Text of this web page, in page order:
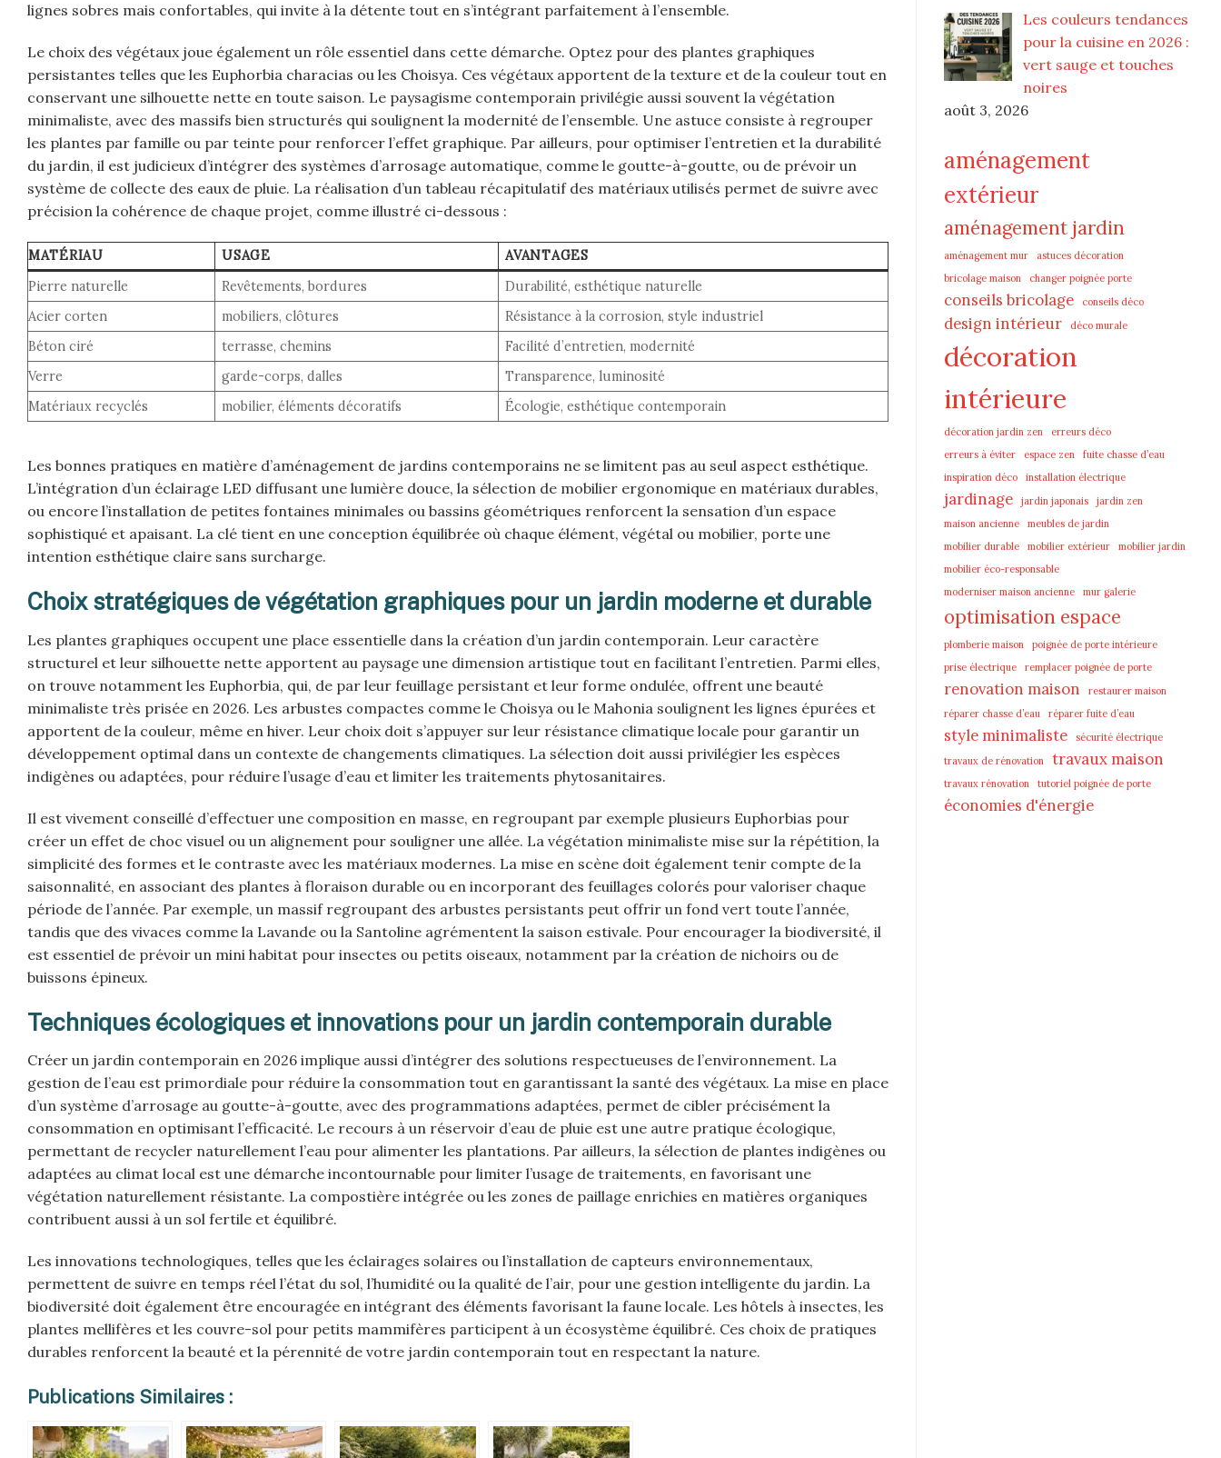
lignes sobres mais confortables, qui invite à la détente tout en s’intégrant parfaitement à l’ensemble.
Le choix des végétaux joue également un rôle essentiel dans cette démarche. Optez pour des plantes graphiques
persistantes telles que les Euphorbia characias ou les Choisya. Ces végétaux apportent de la texture et de la couleur tout en
conservant une silhouette nette en toute saison. Le paysagisme contemporain privilégie aussi souvent la végétation
minimaliste, avec des massifs bien structurés qui soulignent la modernité de l’ensemble. Une astuce consiste à regrouper
les plantes par famille ou par teinte pour renforcer l’effet graphique. Par ailleurs, pour optimiser l’entretien et la durabilité
du jardin, il est judicieux d’intégrer des systèmes d’arrosage automatique, comme le goutte-à-goutte, ou de prévoir un
système de collecte des eaux de pluie. La réalisation d’un tableau récapitulatif des matériaux utilisés permet de suivre avec
précision la cohérence de chaque projet, comme illustré ci-dessous :
MATÉRIAU USAGE
AVANTAGES
Pierre naturelle
Revêtements, bordures
Durabilité, esthétique naturelle
Acier corten
mobiliers, clôtures
Résistance à la corrosion, style industriel
Béton ciré
terrasse, chemins
Facilité d’entretien, modernité
Verre
garde-corps, dalles
Transparence, luminosité
Matériaux recyclés
mobilier, éléments décoratifs Écologie, esthétique contemporain
Les bonnes pratiques en matière d’aménagement de jardins contemporains ne se limitent pas au seul aspect esthétique.
L’intégration d’un éclairage LED diffusant une lumière douce, la sélection de mobilier ergonomique en matériaux durables,
ou encore l’installation de petites fontaines minimales ou bassins géométriques renforcent la sensation d’un espace
sophistiqué et apaisant. La clé tient en une conception équilibrée où chaque élément, végétal ou mobilier, porte une
intention esthétique claire sans surcharge.
Choix stratégiques de végétation graphiques pour un jardin moderne et durable
Les plantes graphiques occupent une place essentielle dans la création d’un jardin contemporain. Leur caractère
structurel et leur silhouette nette apportent au paysage une dimension artistique tout en facilitant l’entretien. Parmi elles,
on trouve notamment les Euphorbia, qui, de par leur feuillage persistant et leur forme ondulée, offrent une beauté
minimaliste très prisée en 2026. Les arbustes compactes comme le Choisya ou le Mahonia soulignent les lignes épurées et
apportent de la couleur, même en hiver. Leur choix doit s’appuyer sur leur résistance climatique locale pour garantir un
développement optimal dans un contexte de changements climatiques. La sélection doit aussi privilégier les espèces
indigènes ou adaptées, pour réduire l’usage d’eau et limiter les traitements phytosanitaires.
Il est vivement conseillé d’effectuer une composition en masse, en regroupant par exemple plusieurs Euphorbias pour
créer un effet de choc visuel ou un alignement pour souligner une allée. La végétation minimaliste mise sur la répétition, la
simplicité des formes et le contraste avec les matériaux modernes. La mise en scène doit également tenir compte de la
saisonnalité, en associant des plantes à floraison durable ou en incorporant des feuillages colorés pour valoriser chaque
période de l’année. Par exemple, un massif regroupant des arbustes persistants peut offrir un fond vert toute l’année,
tandis que des vivaces comme la Lavande ou la Santoline agrémentent la saison estivale. Pour encourager la biodiversité, il
est essentiel de prévoir un mini habitat pour insectes ou petits oiseaux, notamment par la création de nichoirs ou de
buissons épineux.
Techniques écologiques et innovations pour un jardin contemporain durable
Créer un jardin contemporain en 2026 implique aussi d’intégrer des solutions respectueuses de l’environnement. La
gestion de l’eau est primordiale pour réduire la consommation tout en garantissant la santé des végétaux. La mise en place
d’un système d’arrosage au goutte-à-goutte, avec des programmations adaptées, permet de cibler précisément la
consommation en optimisant l’efficacité. Le recours à un réservoir d’eau de pluie est une autre pratique écologique,
permettant de recycler naturellement l’eau pour alimenter les plantations. Par ailleurs, la sélection de plantes indigènes ou
adaptées au climat local est une démarche incontournable pour limiter l’usage de traitements, en favorisant une
végétation naturellement résistante. La compostière intégrée ou les zones de paillage enrichies en matières organiques
contribuent aussi à un sol fertile et équilibré.
Les innovations technologiques, telles que les éclairages solaires ou l’installation de capteurs environnementaux,
permettent de suivre en temps réel l’état du sol, l’humidité ou la qualité de l’air, pour une gestion intelligente du jardin. La
biodiversité doit également être encouragée en intégrant des éléments favorisant la faune locale. Les hôtels à insectes, les
plantes mellifères et les couvre-sol pour petits mammifères participent à un écosystème équilibré. Ces choix de pratiques
durables renforcent la beauté et la pérennité de votre jardin contemporain tout en respectant la nature.
Publications Similaires :
Les couleurs tendances
pour la cuisine en 2026 :
vert sauge et touches
noires
août 3, 2026
aménagement
extérieur
aménagement jardin
aménagement mur
astuces décoration
bricolage maison
changer poignée porte
conseils bricolage conseils déco
design intérieur déco murale
décoration
intérieure
décoration jardin zen
erreurs déco
erreurs à éviter
espace zen
fuite chasse d’eau
inspiration déco
installation électrique
jardinage jardin japonais
jardin zen
maison ancienne
meubles de jardin
mobilier durable
mobilier extérieur
mobilier jardin
mobilier éco-responsable
moderniser maison ancienne
mur galerie
optimisation espace
plomberie maison
poignée de porte intérieure
prise électrique
remplacer poignée de porte
renovation maison
restaurer maison
réparer chasse d’eau
réparer fuite d’eau
style minimaliste
sécurité électrique
travaux de rénovation
travaux maison
travaux rénovation tutoriel poignée de porte
économies d'énergie